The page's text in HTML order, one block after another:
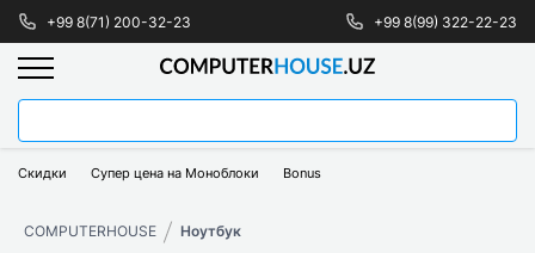
+99 8(71) 200-32-23 +99 8(99) 322-22-23
Скидки Супер цена на Моноблоки Bonus
COMPUTERHOUSE Ноутбук